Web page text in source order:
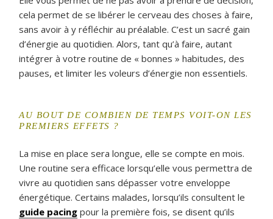
cela permet de se libérer le cerveau des choses à faire,
sans avoir à y réfléchir au préalable. C’est un sacré gain
d’énergie au quotidien. Alors, tant qu’à faire, autant
intégrer à votre routine de « bonnes » habitudes, des
pauses, et limiter les voleurs d’énergie non essentiels.
AU BOUT DE COMBIEN DE TEMPS VOIT-ON LES
PREMIERS EFFETS ?
La mise en place sera longue, elle se compte en mois.
Une routine sera efficace lorsqu’elle vous permettra de
vivre au quotidien sans dépasser votre enveloppe
énergétique. Certains malades, lorsqu’ils consultent le
guide pacing pour la première fois, se disent qu’ils